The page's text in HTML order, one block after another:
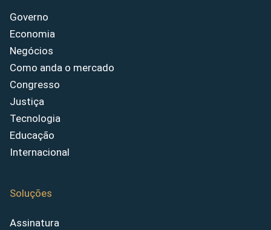
Governo
Economia
Negócios
Como anda o mercado
Congresso
Justiça
Tecnologia
Educação
Internacional
Soluções
Assinatura